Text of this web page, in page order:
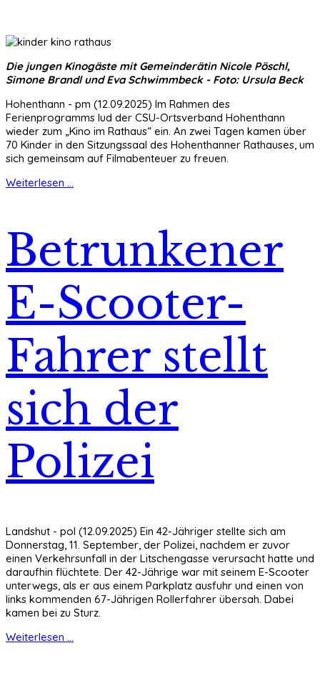
Die jungen Kinogäste mit Gemeinderätin Nicole Pöschl,
Simone Brandl und Eva Schwimmbeck - Foto: Ursula Beck
Hohenthann - pm (12.09.2025) Im Rahmen des
Ferienprogramms lud der CSU-Ortsverband Hohenthann
wieder zum „Kino im Rathaus“ ein. An zwei Tagen kamen über
70 Kinder in den Sitzungssaal des Hohenthanner Rathauses, um
sich gemeinsam auf Filmabenteuer zu freuen.
Weiterlesen ...
Betrunkener
E-Scooter-
Fahrer stellt
sich der
Polizei
Landshut - pol (12.09.2025) Ein 42-Jähriger stellte sich am
Donnerstag, 11. September, der Polizei, nachdem er zuvor
einen Verkehrsunfall in der Litschengasse verursacht hatte und
daraufhin flüchtete. Der 42-Jährige war mit seinem E-Scooter
unterwegs, als er aus einem Parkplatz ausfuhr und einen von
links kommenden 67-Jährigen Rollerfahrer übersah. Dabei
kamen bei zu Sturz.
Weiterlesen ...